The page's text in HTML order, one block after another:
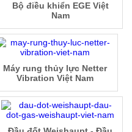
Bộ điều khiển EGE Việt
Nam
Máy rung thủy lực Netter
Vibration Việt Nam